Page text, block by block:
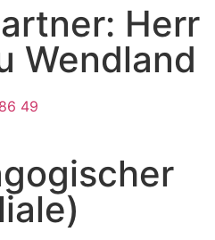
Herr
Wendland
49